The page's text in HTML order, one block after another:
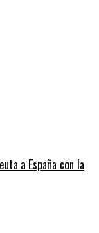
a España con la